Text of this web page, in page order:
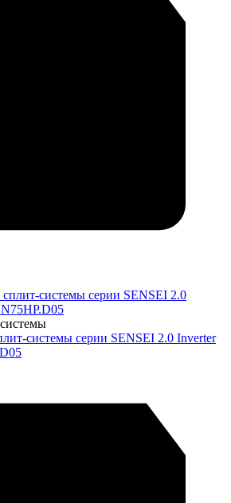
системы серии SENSEI 2.0 Inverter